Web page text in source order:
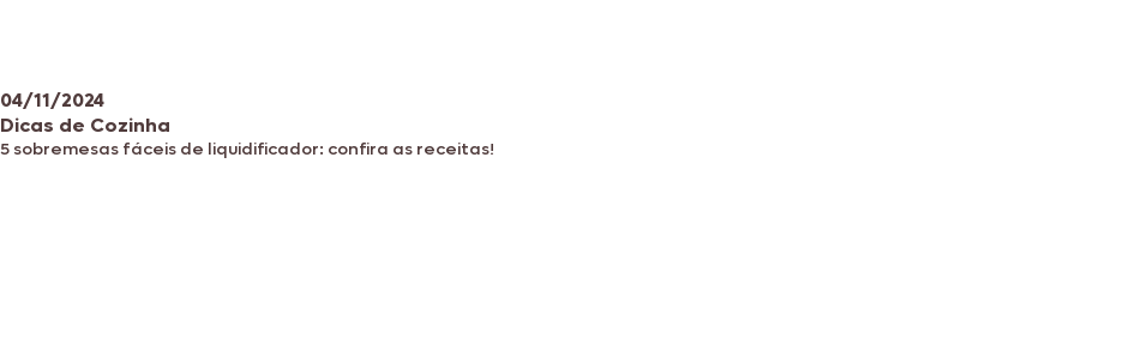
04/11/2024
Dicas de Cozinha
5 sobremesas fáceis de liquidificador: confira as receitas!